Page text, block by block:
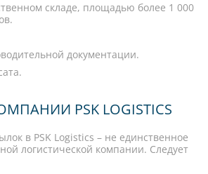
складе, площадью более 1 000
документации.
PSK LOGISTICS
в PSK Logistics – не единственное
логистической компании. Следует